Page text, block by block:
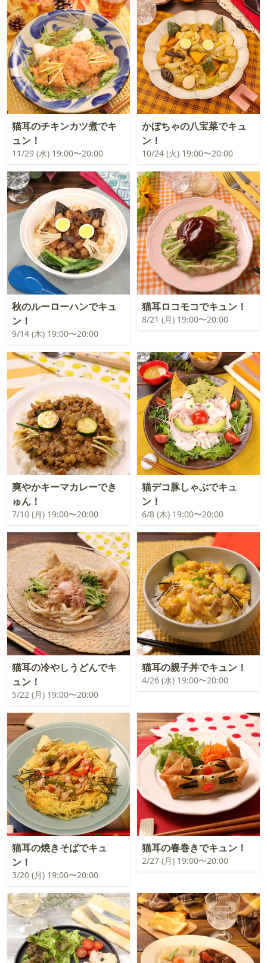
猫耳のチキンカツ煮でキ
ュン！
11/29 (水) 19:00〜20:00
かぼちゃの八宝菜でキュ
ン！
10/24 (火) 19:00〜20:00
秋のルーローハンでキュ
ン！
9/14 (木) 19:00〜20:00
猫耳ロコモコでキュン！
8/21 (月) 19:00〜20:00
爽やかキーマカレーでき
ゅん！
7/10 (月) 19:00〜20:00
猫デコ豚しゃぶでキュ
ン！
6/8 (木) 19:00〜20:00
猫耳の冷やしうどんでキ
ュン！
5/22 (月) 19:00〜20:00
猫耳の親子丼でキュン！
4/26 (水) 19:00〜20:00
猫耳の焼きそばでキュ
ン！
3/20 (月) 19:00〜20:00
猫耳の春巻きでキュン！
2/27 (月) 19:00〜20:00